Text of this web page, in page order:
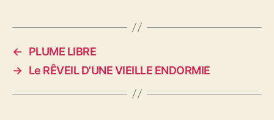
←
PLUME LIBRE
→ Le RÊVEIL D’UNE VIEILLE ENDORMIE